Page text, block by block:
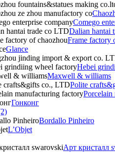
Comego
Dalian hantai
Frame factory
Glance
Hebei
Maxwell & williams
Polite
Porcelain
Гонконг
Bordallo Pinheiro
L’Objet
Арт кристалл